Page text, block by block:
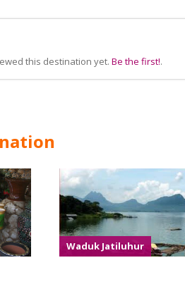
this destination yet. Be the first!.
Waduk Jatiluhur